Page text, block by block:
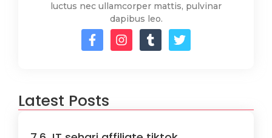
luctus nec ullamcorper mattis, pulvinar
dapibus leo.
Latest Posts